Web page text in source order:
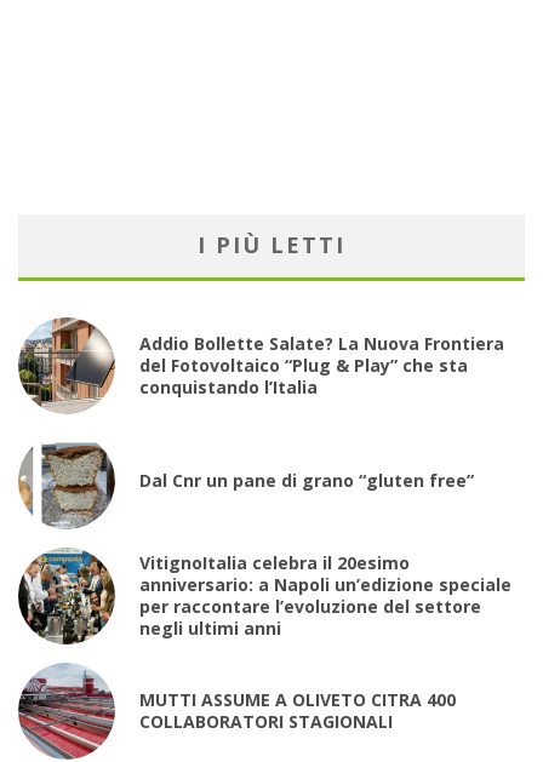
I PIÙ LETTI
Addio Bollette Salate? La Nuova Frontiera
del Fotovoltaico “Plug & Play” che sta
conquistando l’Italia
Dal Cnr un pane di grano “gluten free”
VitignoItalia celebra il 20esimo
anniversario: a Napoli un’edizione speciale
per raccontare l’evoluzione del settore
negli ultimi anni
MUTTI ASSUME A OLIVETO CITRA 400
COLLABORATORI STAGIONALI